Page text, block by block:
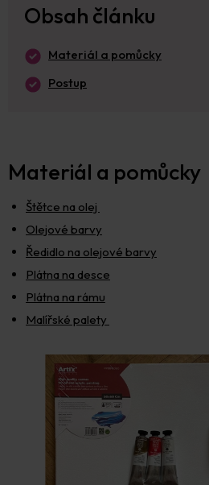
Obsah článku
Materiál a pomůcky
Postup
Materiál a pomůcky
Štětce na olej
Olejové barvy
Ředidlo na olejové barvy
Plátna na desce
Plátna na rámu
Malířské palety